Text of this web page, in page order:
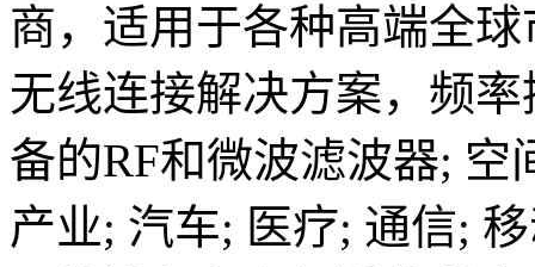
商，适用于各种高端全
无线连接解决方案，频
备的RF和微波滤波器;
产业; 汽车; 医疗; 通信;